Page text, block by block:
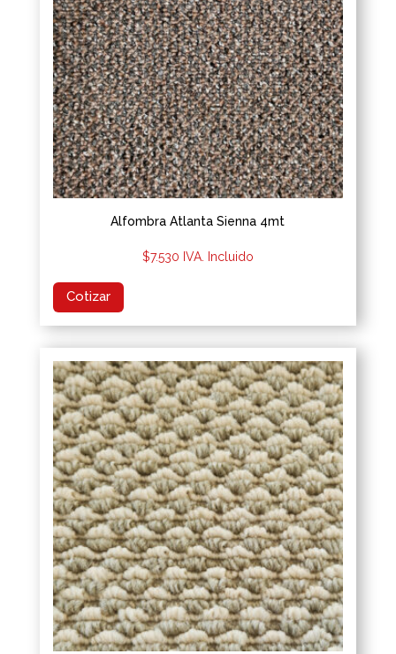
Alfombra Atlanta Sienna 4mt
$7.530 IVA. Incluido
Cotizar